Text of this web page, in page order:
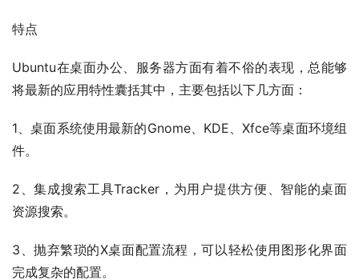
特点
Ubuntu在桌面办公、服务器方面有着不俗的表现，总能够
将最新的应用特性囊括其中，主要包括以下几方面：
1、桌面系统使用最新的Gnome、KDE、Xfce等桌面环境组
件。
2、集成搜索工具Tracker，为用户提供方便、智能的桌面
资源搜索。
3、抛弃繁琐的X桌面配置流程，可以轻松使用图形化界面
完成复杂的配置。